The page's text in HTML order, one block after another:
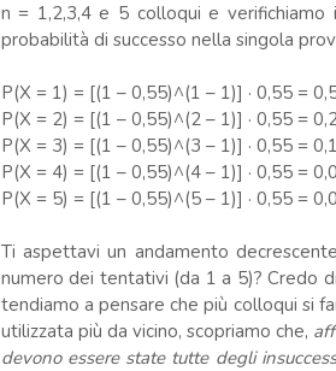
n = 1,2,3,4 e 5 colloqui e
probabilità di successo nella singola
P(X = 1) = [(1 – 0,55)^(1 – 1)] · 0,55 =
P(X = 2) = [(1 – 0,55)^(2 – 1)] · 0,55 =
P(X = 3) = [(1 – 0,55)^(3 – 1)] · 0,55 =
P(X = 4) = [(1 – 0,55)^(4 – 1)] · 0,55 =
P(X = 5) = [(1 – 0,55)^(5 – 1)] · 0,55 =
Ti aspettavi un andamento
numero dei tentativi (da 1 a 5)? Credo
tendiamo a pensare che più colloqui si
utilizzata più da vicino, scopriamo che,
devono essere state tutte degli